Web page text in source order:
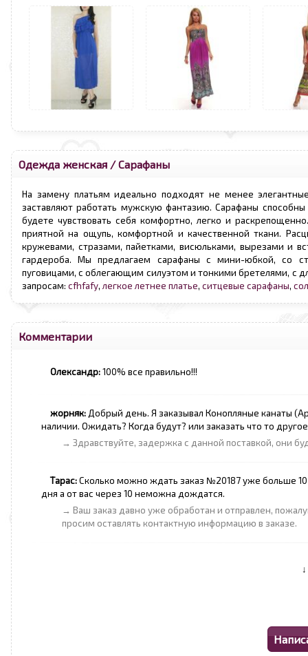
Одежда женская /Сарафаны
На замену платьям идеально подходят не менее
заставляют работать мужскую фантазию. Сарафаны
будете чувствовать себя комфортно, легко и
приятной на ощупь, комфортной и качественной ткани.
кружевами, стразами, пайетками, висюльками, вырезами и
гардероба. Мы предлагаем сарафаны с мини-юбкой, со
пуговицами, с облегающим силуэтом и тонкими бретелями, с
запросам: cfhfafy, легкое летнее платье, ситцевые сарафаны,
Комментарии
Олександр:100% все правильно!!!
жорняк: Добрый день. Я заказывал Конопляные канаты
наличии. Ожидать? Когда будут? или заказать что то
→ Здравствуйте, задержка с данной поставкой, они
Тарас:Сколько можно ждать заказ №20187 уже больше
дня а от вас через 10 неможна дождатся.
→ Ваш заказ давно уже обработан и отправлен,
просим оставлять контактную информацию в заказе.
↓